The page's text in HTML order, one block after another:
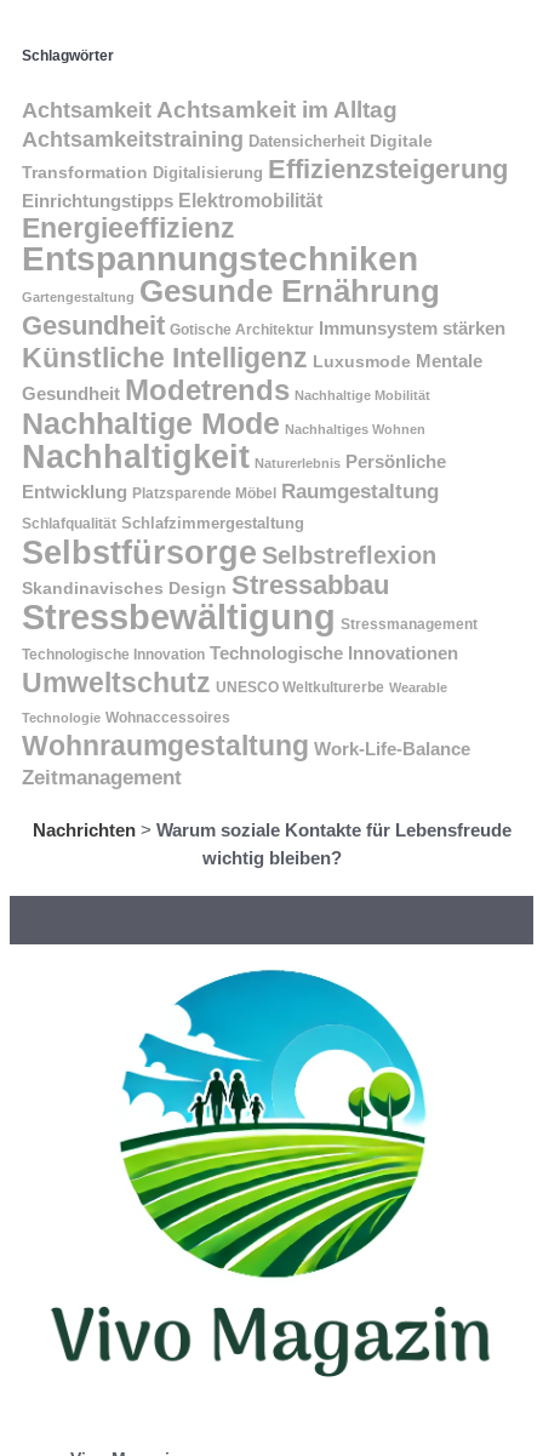
Schlagwörter
Achtsamkeit Achtsamkeit im Alltag
Achtsamkeitstraining Datensicherheit Digitale
Transformation Digitalisierung Effizienzsteigerung
Einrichtungstipps Elektromobilität
Energieeffizienz
Entspannungstechniken
Gartengestaltung Gesunde Ernährung
Gesundheit Gotische Architektur Immunsystem stärken
Künstliche Intelligenz Luxusmode Mentale
Gesundheit Modetrends Nachhaltige Mobilität
Nachhaltige Mode Nachhaltiges Wohnen
Nachhaltigkeit Naturerlebnis Persönliche
Entwicklung Platzsparende Möbel Raumgestaltung
Schlafqualität Schlafzimmergestaltung
Selbstfürsorge Selbstreflexion
Skandinavisches Design Stressabbau
Stressbewältigung Stressmanagement
Technologische Innovation Technologische Innovationen
Umweltschutz UNESCO Weltkulturerbe Wearable
Technologie Wohnaccessoires
Wohnraumgestaltung Work-Life-Balance
Zeitmanagement
Nachrichten> Warum soziale Kontakte für Lebensfreude
wichtig bleiben?